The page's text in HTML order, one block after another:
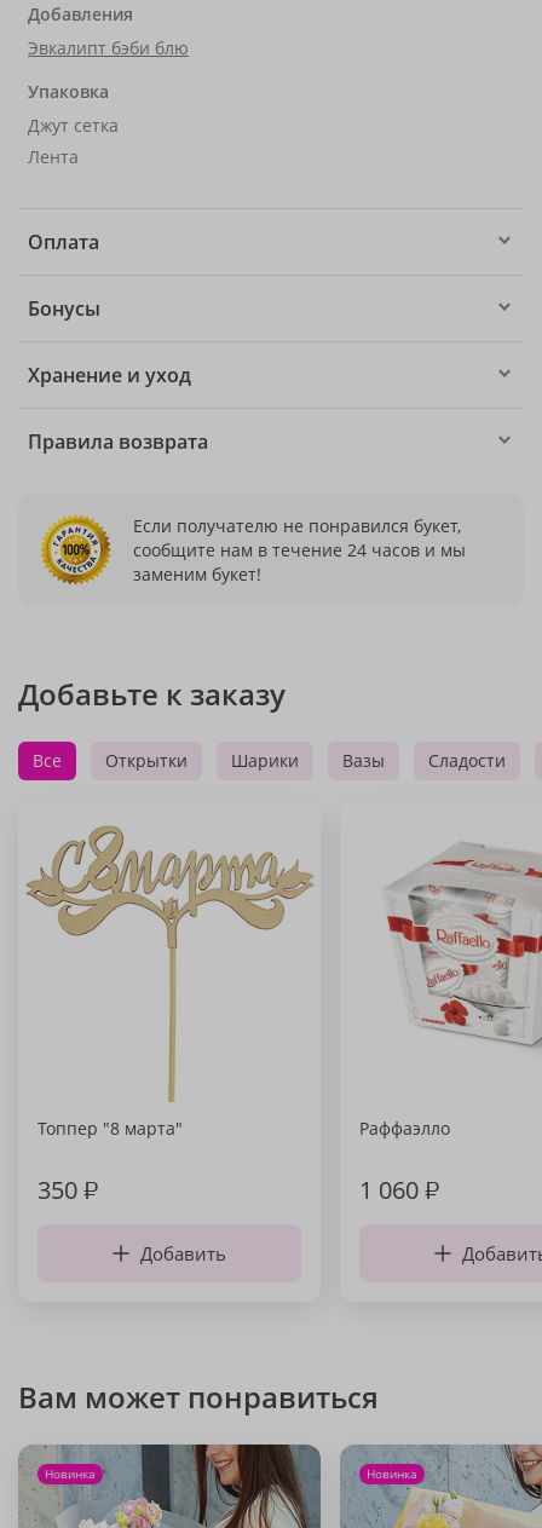
Добавления
Эвкалипт бэби блю
Упаковка
Джут сетка
Лента
Оплата
Бонусы
Хранение и уход
Правила возврата
Если получателю не понравился букет,
сообщите нам в течение 24 часов и мы
заменим букет!
Добавьте к заказу
Все Открытки Шарики Вазы Сладости
Топпер "8 марта"
350₽
Добавить
Раффаэлло
1 060₽
Вам может понравиться
Новинка Новинка